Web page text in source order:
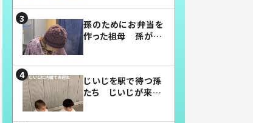
孫のためにお弁当を
作った祖母 孫が絶
じいじを駅で待つ孫
たち じいじが来た